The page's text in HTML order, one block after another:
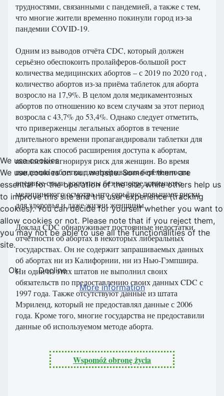
трудностями, связанными с пандемией, а также с тем,
что многие жители временно покинули город из-за
пандемии COVID-19.
Одним из выводов отчёта CDC, который должен
серьёзно обеспокоить пролайферов-большой рост
количества медицинских абортов – с 2019 по 2020 год ,
количество абортов из-за приёма таблеток для аборта
возросло на 17,9%. В целом доля медикаментозных
абортов по отношению ко всем случаям за этот период
возросла с 43,7% до 53,4%. Однако следует отметить,
что приверженцы легальных абортов в течение
длительного времени пропагандировали таблетки для
аборта как способ расширения доступа к абортам,
полностью игнорируя риск для женщин. Во время
пандемии таблетки для прерывания беременности
впервые стали доступны без непосредственного
медицинского осмотра, что серьёзно повышает риски
для здоровья и даже жизни женщины.
Доклад CDC обнаруживает постоянные недостатки
отчётности об абортах в некоторых либеральных
государствах. Он не содержит запрашиваемых данных
об абортах ни из Калифорнии, ни из Нью-Гэмпшира.
Ни один из этих штатов не выполнил своих
обязательств по предоставлению своих данных CDC с
1997 года. Также отсутствуют данные из штата
Мэриленд, который не предоставлял данные с 2006
года. Кроме того, многие государства не предоставили
данные об используемом методе аборта.
Wspomóż obronę życia
We use cookies
We use cookies on our website. Some of them are
essential for the operation of the site, while others help us
to improve this site and the user experience (tracking
cookies). You can decide for yourself whether you want to
allow cookies or not. Please note that if you reject them,
you may not be able to use all the functionalities of the
site.
Ok
Decline
More information